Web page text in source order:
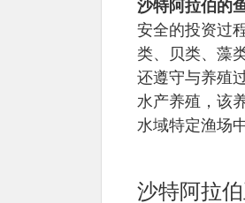
沙特阿拉伯的
安全的投资过
类、贝类、藻
还遵守与养殖
水产养殖，该
水域特定渔场
沙特阿拉